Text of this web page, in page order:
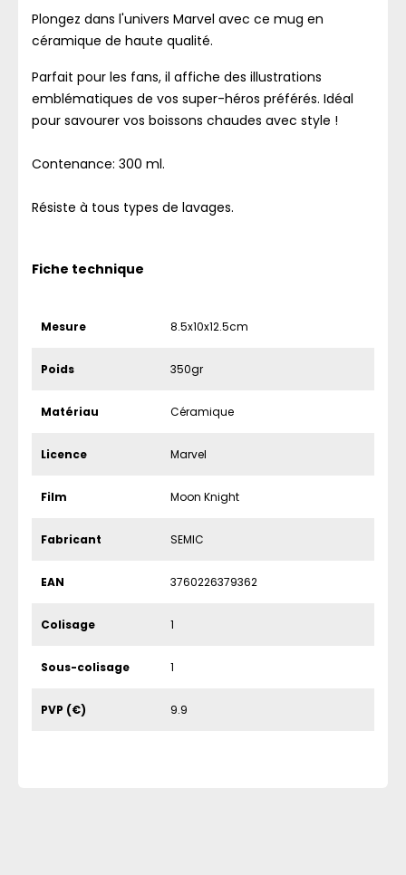
Plongez dans l'univers Marvel avec ce mug en
céramique de haute qualité.
Parfait pour les fans, il affiche des illustrations
emblématiques de vos super-héros préférés. Idéal
pour savourer vos boissons chaudes avec style !
Contenance: 300 ml.
Résiste à tous types de lavages.
Fiche technique
Mesure 8.5x10x12.5cm
Poids 350gr
Matériau Céramique
Licence Marvel
Film Moon Knight
Fabricant SEMIC
EAN 3760226379362
Colisage 1
Sous-colisage 1
PVP (€) 9.9